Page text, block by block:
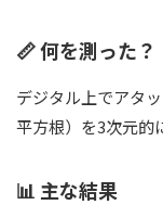
📏 何を測った？
デジタル上でアタ
平方根）を3次元的
📊 主な結果